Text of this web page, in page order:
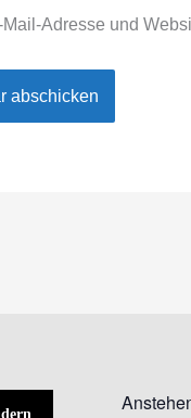
Mail-Adresse und